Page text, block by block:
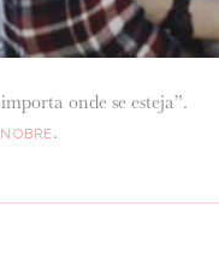
onde se esteja”.
.